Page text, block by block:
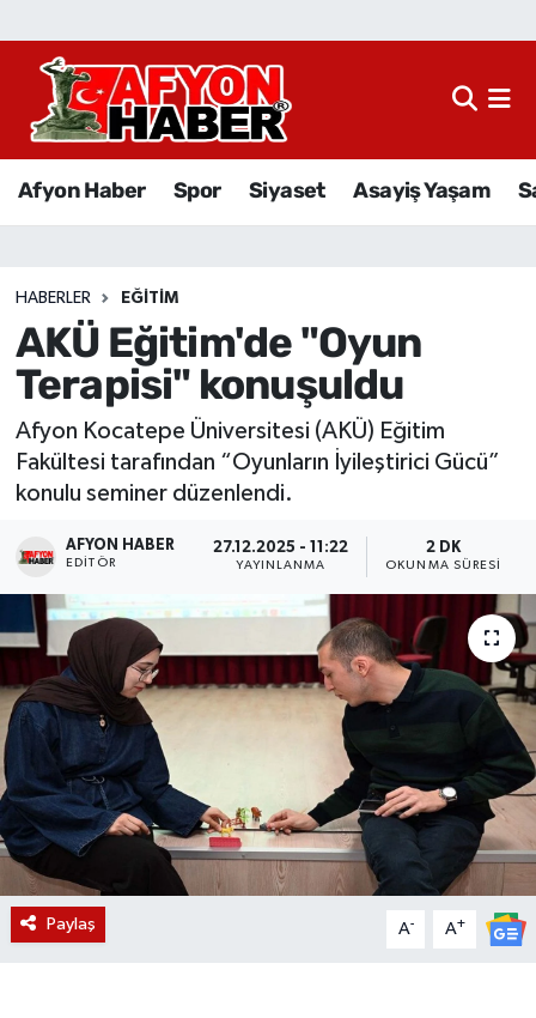
Afyon Haber Spor Siyaset Asayiş Yaşam
HABERLER EĞITIM
AKÜ Eğitim'de "Oyun
Terapisi" konuşuldu
Afyon Kocatepe Üniversitesi (AKÜ) Eğitim
Fakültesi tarafından “Oyunların İyileştirici Gücü”
konulu seminer düzenlendi.
AFYON HABER
EDITÖR
27.12.2025 - 11:22
YAYINLANMA
2 DK
OKUNMA SÜRESI
Paylaş A- A+
Afyon Haber
Sağlık
Eğitim
Sivil Toplum
Etkinlikler